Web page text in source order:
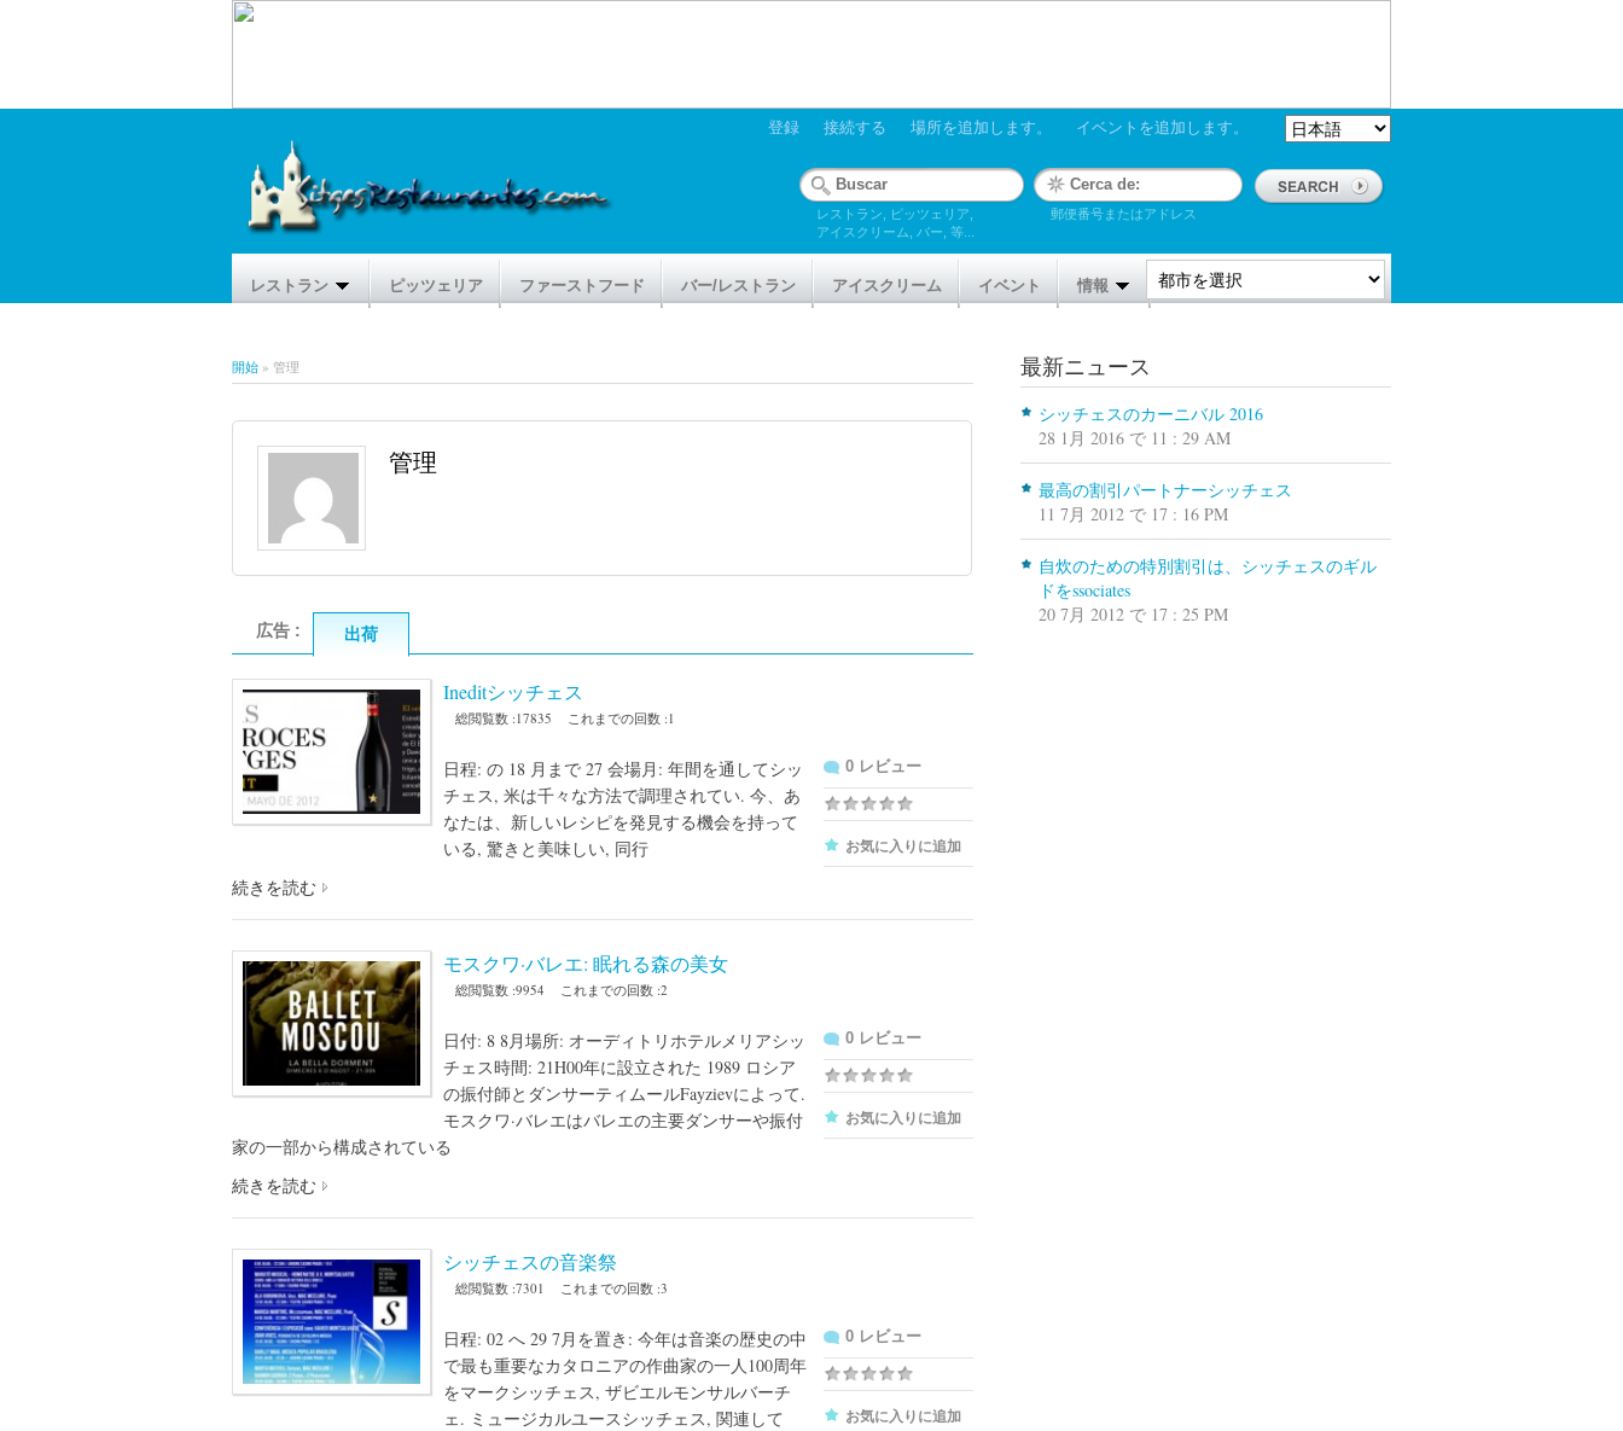
登録 接続する 場所を追加します。 イベントを追加します。
レストラン, ピッツェリア,
アイスクリーム, バー, 等...
郵便番号またはアドレス
レストラン ピッツェリア ファーストフード バー/レストラン アイスクリーム イベント 情報
開始 » 管理
管理
広告 : 出荷
Ineditシッチェス
総閲覧数 :17835 これまでの回数 :1
0 レビュー
お気に入りに追加
日程: の 18 月まで 27 会場月: 年間を通してシッ
チェス, 米は千々な方法で調理されてい. 今、あ
なたは、新しいレシピを発見する機会を持って
いる, 驚きと美味しい, 同行
続きを読む
モスクワ·バレエ: 眠れる森の美女
総閲覧数 :9954 これまでの回数 :2
0 レビュー
お気に入りに追加
日付: 8 8月場所: オーディトリホテルメリアシッ
チェス時間: 21H00年に設立された 1989 ロシア
の振付師とダンサーティムールFayzievによって.
モスクワ·バレエはバレエの主要ダンサーや振付
家の一部から構成されている
続きを読む
シッチェスの音楽祭
総閲覧数 :7301 これまでの回数 :3
0 レビュー
お気に入りに追加
日程: 02 へ 29 7月を置き: 今年は音楽の歴史の中
で最も重要なカタロニアの作曲家の一人100周年
をマークシッチェス, ザビエルモンサルバーチ
ェ. ミュージカルユースシッチェス, 関連して
最新ニュース
シッチェスのカーニバル 2016
28 1月 2016 で 11 : 29 AM
最高の割引パートナーシッチェス
11 7月 2012 で 17 : 16 PM
自炊のための特別割引は、シッチェスのギル
ドをssociates
20 7月 2012 で 17 : 25 PM